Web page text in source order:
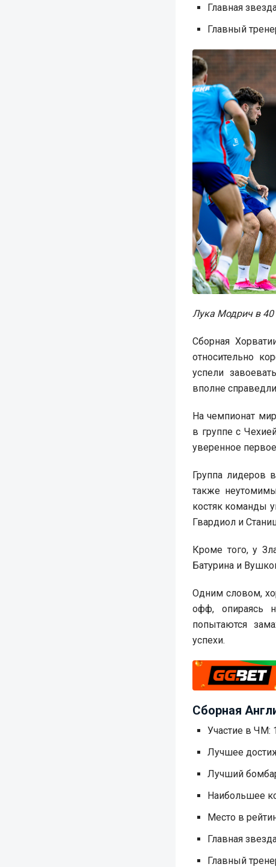
Главная
Главный
Лука Модрич в 40
Сборная
относительно
успели
вполне
На чемпионат
в группе с
уверенное
Группа лидеров
также
костяк команды
Гвардиол и
Кроме того, у
Батурина и
Одним словом,
офф, опираясь
попытаются
успехи.
Сборная
Участие в ЧМ:
Лучшее
Лучший
Наибольшее
Место в
Главная
Главный